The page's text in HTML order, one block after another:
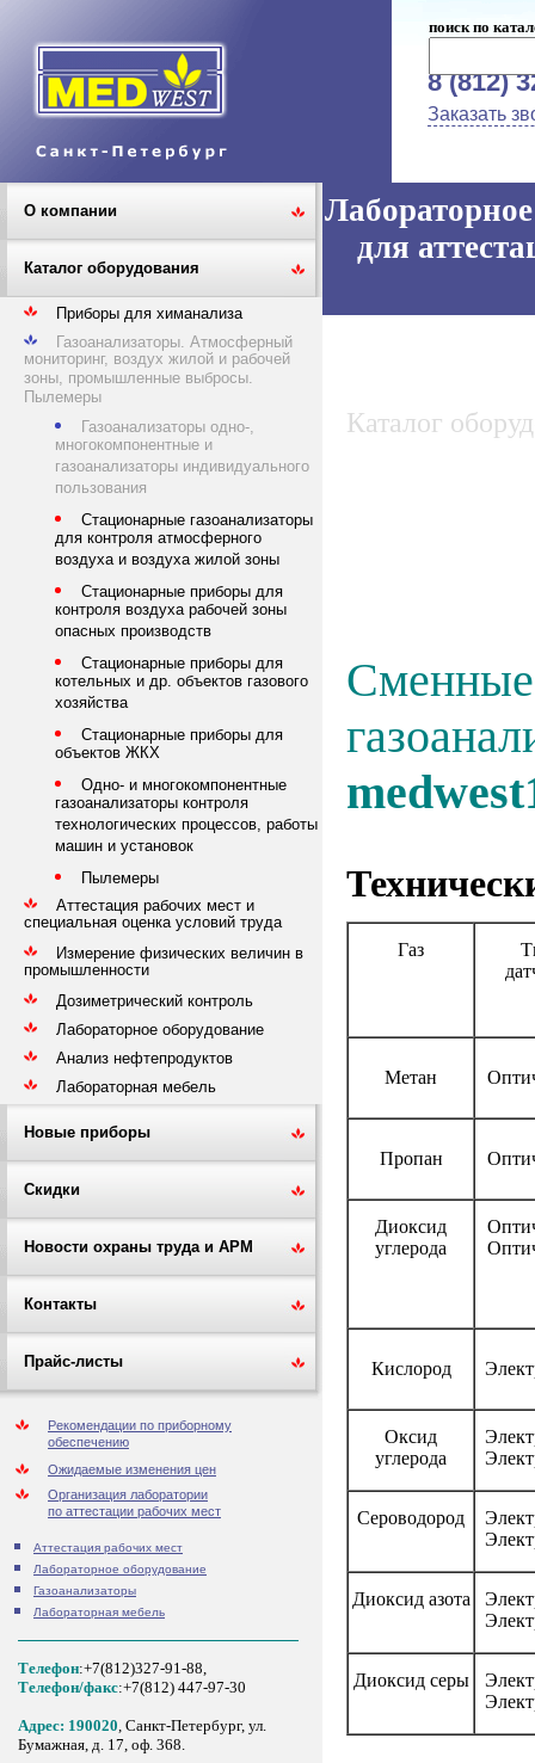
поиск по
8 (812)
Заказать
О компании
Каталог оборудования
Приборы для химанализа
Газоанализаторы. Атмосферный
мониторинг, воздух жилой и рабочей
зоны, промышленные выбросы.
Пылемеры
Газоанализаторы одно-,
многокомпонентные и
газоанализаторы индивидуального
пользования
Стационарные газоанализаторы
для контроля атмосферного
воздуха и воздуха жилой зоны
Стационарные приборы для
контроля воздуха рабочей зоны
опасных производств
Стационарные приборы для
котельных и др. объектов газового
хозяйства
Стационарные приборы для
объектов ЖКХ
Одно- и многокомпонентные
газоанализаторы контроля
технологических процессов, работы
машин и установок
Пылемеры
Аттестация рабочих мест и
специальная оценка условий труда
Измерение физических величин в
промышленности
Дозиметрический контроль
Лабораторное оборудование
Анализ нефтепродуктов
Лабораторная мебель
Новые приборы
Скидки
Новости охраны труда и АРМ
Контакты
Прайс-листы
Рекомендации по приборному
обеспечению
Ожидаемые изменения цен
Организация лаборатории
по аттестации рабочих мест
Аттестация рабочих мест
Лабораторное оборудование
Газоанализаторы
Лабораторная мебель
Телефон:+7(812)327-91-88,
Tелефон/факс:+7(812) 447-97-30
Адрес: 190020, Санкт-Петербург, ул.
Бумажная, д. 17, оф. 368.
для
Каталог
Сменные
Газ
Метан
Пропан
Диоксид
углерода
Кислород
Оксид
углерода
Сероводород
Диоксид азота
Диоксид серы